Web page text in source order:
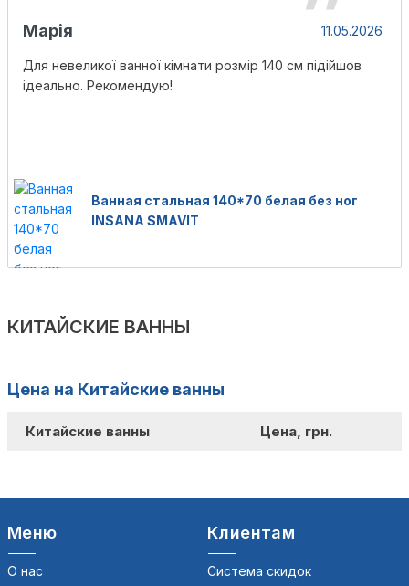
Марія 11.05.2026
Для невеликої ванної кімнати розмір 140 см підійшов
ідеально. Рекомендую!
Ванная стальная 140*70 белая без ног
INSANA SMAVIT
КИТАЙСКИЕ ВАННЫ
Цена на Китайские ванны
Китайские ванны Цена, грн.
Меню
О нас
Клиентам
Система скидок